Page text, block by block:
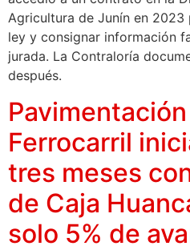
Agricultura de Junín en
ley y consignar información
jurada. La Contraloría
después.
Ferrocarril
tres meses
de Caja
solo 5% de